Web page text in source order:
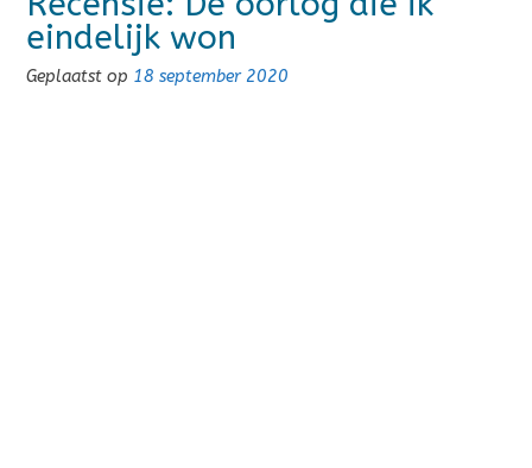
eindelijk won
Geplaatst op 18 september 2020